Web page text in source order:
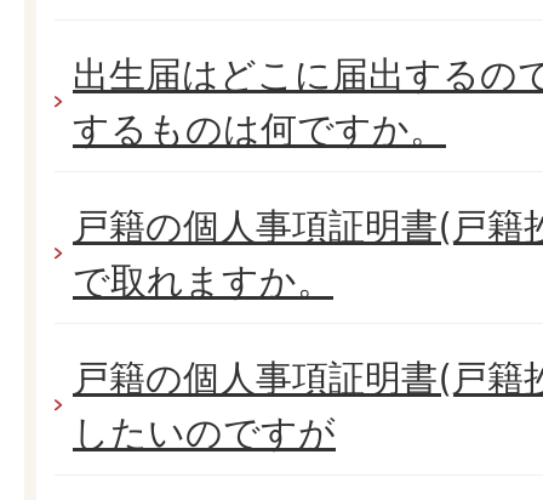
出生届はどこに届出するの
するものは何ですか。
戸籍の個人事項証明書(戸
で取れますか。
戸籍の個人事項証明書(戸籍
したいのですが